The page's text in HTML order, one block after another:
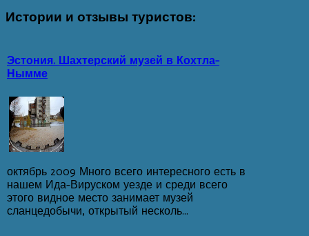
Истории и отзывы туристов:
Эстония. Шахтерский музей в Кохтла-
Нымме
октябрь 2009 Много всего интересного есть в
нашем Ида-Вируском уезде и среди всего
этого видное место занимает музей
сланцедобычи, открытый несколь...